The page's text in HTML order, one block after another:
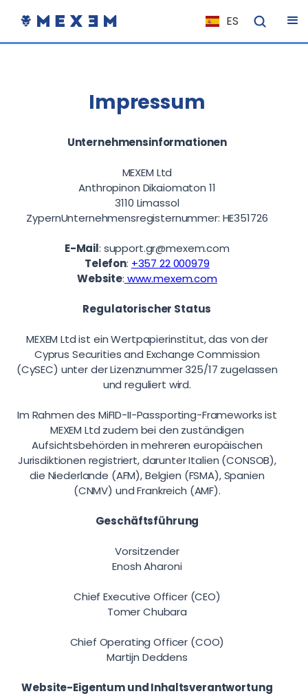
ES
NL
RO
Impressum
Unternehmensinformationen
MEXEM Ltd
Anthropinon Dikaiomaton 11
3110 Limassol
ZypernUnternehmensregisternummer: HE351726
E-Mail: support.gr@mexem.com
Telefon: +357 22 000979
Website: www.mexem.com
Regulatorischer Status
MEXEM Ltd ist ein Wertpapierinstitut, das von der
Cyprus Securities and Exchange Commission
(CySEC) unter der Lizenznummer 325/17 zugelassen
und reguliert wird.
Im Rahmen des MiFID-II-Passporting-Frameworks ist
MEXEM Ltd zudem bei den zuständigen
Aufsichtsbehörden in mehreren europäischen
Jurisdiktionen registriert, darunter Italien (CONSOB),
die Niederlande (AFM), Belgien (FSMA), Spanien
(CNMV) und Frankreich (AMF).
Geschäftsführung
Vorsitzender
Enosh Aharoni
Chief Executive Officer (CEO)
Tomer Chubara
Chief Operating Officer (COO)
Martijn Deddens
Website-Eigentum und Inhaltsverantwortung